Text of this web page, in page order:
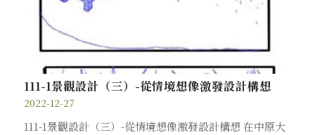
111-1景觀設計（三）-從情境想像激發設計構想
2022-12-27
111-1景觀設計（三）-從情境想像激發設計構想 在中原大